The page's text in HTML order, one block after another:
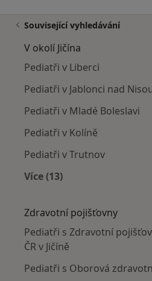
Související vyhledávání
V okolí Jičína
Pediatři v Liberci
Pediatři v Jablonci nad
Pediatři v Mladé Boleslavi
Pediatři v Kolíně
Pediatři v Trutnov
Více (13)
Zdravotní pojišťovny
Pediatři s Zdravotní
ČR v Jičíně
Pediatři s Oborová